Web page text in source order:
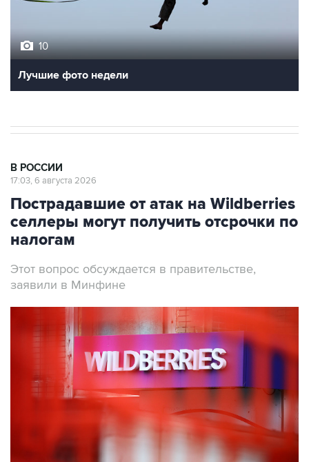
10
Лучшие фото недели
В РОССИИ
17:03, 6 августа 2026
Пострадавшие от атак на Wildberries
селлеры могут получить отсрочки по
налогам
Этот вопрос обсуждается в правительстве,
заявили в Минфине